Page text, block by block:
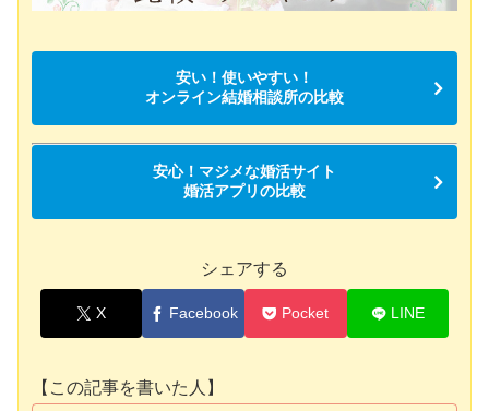
安い！使いやすい！
オンライン結婚相談所の比較
安心！マジメな婚活サイト
婚活アプリの比較
シェアする
X Facebook Pocket LINE
【この記事を書いた人】